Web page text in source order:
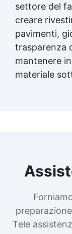
settore del
creare
pavimenti,
trasparenza
mantenere
materiale
Tele